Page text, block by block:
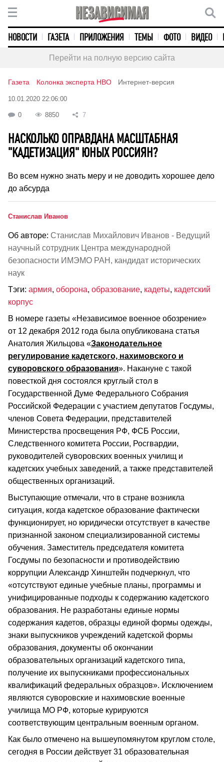
НОВОСТИ ГАЗЕТА ПРИЛОЖЕНИЯ ТЕМЫ ФОТО ВИДЕО
Перейти на полную версию сайта
Газета Колонка эксперта НВО Интернет-версия
10.01.2020 22:06:00
0 8850 7
НАСКОЛЬКО ОПРАВДАНА МАСШТАБНАЯ
"КАДЕТИЗАЦИЯ" ЮНЫХ РОССИЯН?
Во всем нужно знать меру и не доводить хорошее дело
до абсурда
Станислав Иванов
Об авторе: Станислав Михайлович Иванов - Ведущий
научный сотрудник Центра международной
безопасности ИМЭМО РАН, кандидат исторических
наук
Тэги: армия, оборона, образование, кадеты, кадетский
корпус
В номере газеты «Независимое военное обозрение»
от 12 декабря 2012 года была опубликована статья
Анатолия Жильцова «Законодательное
регулирование кадетского, нахимовского и
суворовского образования». Накануне с такой
повесткой дня состоялся круглый стол в
Государственной Думе Федерального Собрания
Российской Федерации с участием депутатов Госдумы,
членов Совета Федерации, представителей
Министерства просвещения РФ, ФСБ России,
Следственного комитета России, Росгвардии,
руководителей суворовских военных училищ и
кадетских учебных заведений, а также представителей
общественных организаций.
Выступающие отмечали, что в стране возникла
ситуация, когда кадетское образование фактически
функционирует, но юридически отсутствует в качестве
признанной законом специализированной системы
обучения. Заместитель председателя комитета
Госдумы по безопасности и противодействию
коррупции Александр Хинштейн подчеркнул, что
«отсутствуют единые учебные планы, программы и
унифицированные подходы к содержанию кадетского
образования. Не разработаны единые нормы
содержания кадетов, образцы единой формы одежды,
знаки выпускников учреждений кадетской формы
образования, документы об окончании
образовательных организаций кадетского типа,
получение их выпускниками профессиональных
квалификаций федеральных образцов». Исключением
являются суворовские и нахимовские военные
училища МО РФ, которые курируются
соответствующим центральным военным органом.
Как было отмечено на вышеупомянутом круглом столе,
сегодня в России действует 31 образовательная